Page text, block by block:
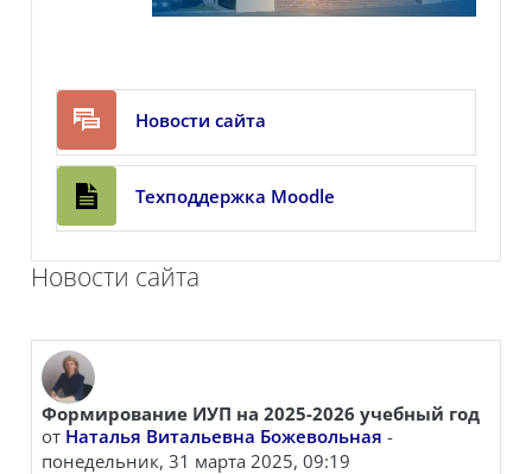
Новости сайта
Техподдержка Moodle
Новости сайта
Формирование ИУП на 2025-2026 учебный год
от Наталья Витальевна Божевольная -
понедельник, 31 марта 2025, 09:19